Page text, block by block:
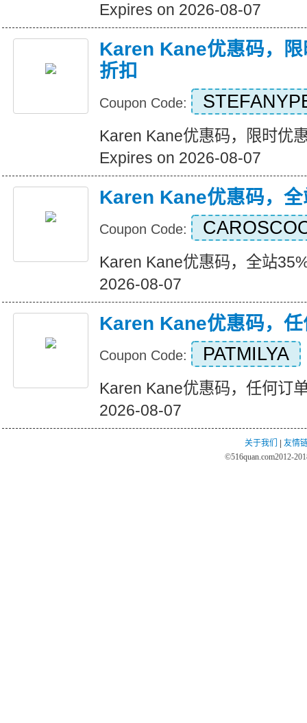
Expires on 2026-08-07
Karen Kane优惠码，
折扣
Coupon Code:
Karen Kane优惠码，限时优
Expires on 2026-08-07
Karen Kane优惠码，
Coupon Code:
Karen Kane优惠码，全站
2026-08-07
Karen Kane优惠码，
Coupon Code: PATMILYA
Karen Kane优惠码，任何订
2026-08-07
关于我们
友情
©516quan.com2012-